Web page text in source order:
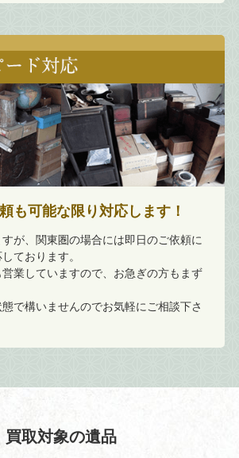
も可能な限り対応します！
が、関東圏の場合には即日のご依頼に
ております。
営業していますので、お急ぎの方もまず
で構いませんのでお気軽にご相談下さ
買取対象の遺品